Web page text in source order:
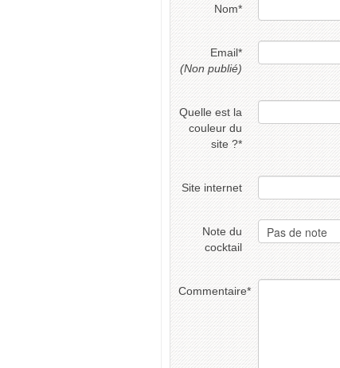
Nom*
Email*
(Non publié)
Quelle est la
couleur du
site ?*
Site internet
Note du
cocktail
Commentaire*